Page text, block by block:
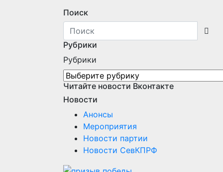
Поиск
Рубрики
Рубрики
Читайте новости Вконтакте
Новости
Анонсы
Мероприятия
Новости партии
Новости СевКПРФ